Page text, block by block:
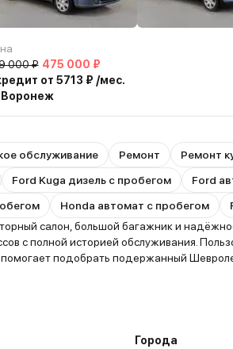
000 ₽ 475 000 ₽
от 5713 ₽ /мес.
Воронеж
обслуживание Ремонт Ремонт
Ford Kuga дизель с пробегом Ford
Honda автомат с пробегом
салон, большой багажник и
с полной историей обслуживания.
подобрать подержанный
Города